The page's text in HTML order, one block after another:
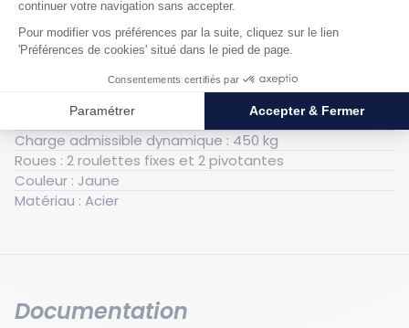
Générales
Poids : 165 kg
Hauteur hors tout : 1250 mm
Longueur hors tout : 900 mm
Charge admissible dynamique : 450 kg
Roues : 2 roulettes fixes et 2 pivotantes
Couleur : Jaune
Matériau : Acier
Documentation